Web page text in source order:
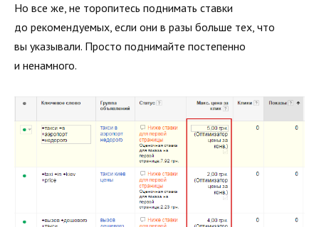
Но все же, не торопитесь поднимать ставки
до рекомендуемых, если они в разы больше тех, что
вы указывали. Просто поднимайте постепенно
и ненамного.